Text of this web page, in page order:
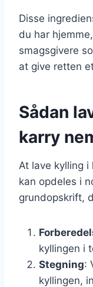
Disse
du har
smagsgivere
at give retten
Sådan
karry
At lave kylling i
kan opdeles i
grundopskrift,
kyllingen i
Stegning:
kyllingen,